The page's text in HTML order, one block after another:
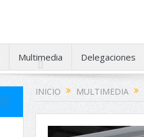
Multimedia Delegaciones
INICIO MULTIMEDIA